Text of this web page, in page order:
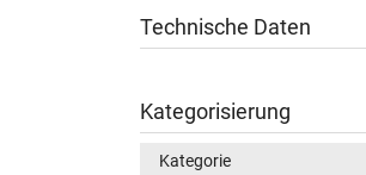
Technische Daten
Kategorisierung
Kategorie